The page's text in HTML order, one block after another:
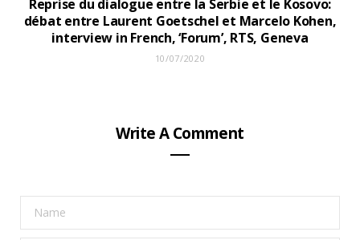
Reprise du dialogue entre la Serbie et le Kosovo:
débat entre Laurent Goetschel et Marcelo Kohen,
interview in French, ‘Forum’, RTS, Geneva
10/07/2020
Write A Comment